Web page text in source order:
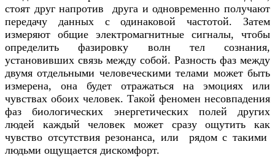
стоят друг напротив друга и одновременно получают
передачу данных с одинаковой частотой. Затем
измеряют общие электромагнитные сигналы, чтобы
определить фазировку волн тел сознания,
установивших связь между собой. Разность фаз между
двумя отдельными человеческими телами может быть
измерена, она будет отражаться на эмоциях или
чувствах обоих человек. Такой феномен несовпадения
фаз биологических энергетических полей других
людей каждый человек может сразу ощутить как
чувство отсутствия резонанса, или рядом с такими
людьми ощущается дискомфорт.